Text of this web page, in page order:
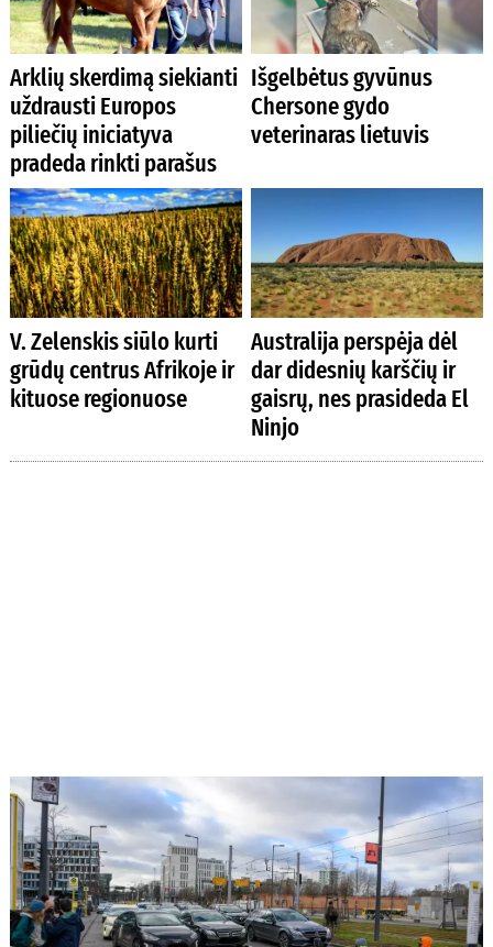
Arklių skerdimą siekianti
uždrausti Europos
piliečių iniciatyva
pradeda rinkti parašus
Išgelbėtus gyvūnus
Chersone gydo
veterinaras lietuvis
V. Zelenskis siūlo kurti
grūdų centrus Afrikoje ir
kituose regionuose
Australija perspėja dėl
dar didesnių karščių ir
gaisrų, nes prasideda El
Ninjo